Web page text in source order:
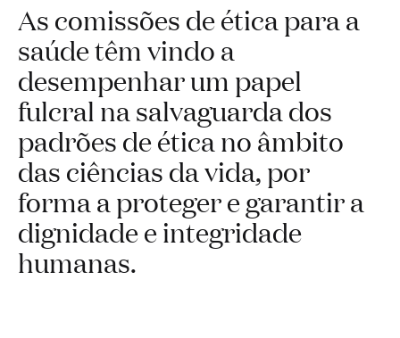
As comissões de ética para a
saúde têm vindo a
desempenhar um papel
fulcral na salvaguarda dos
padrões de ética no âmbito
das ciências da vida, por
forma a proteger e garantir a
dignidade e integridade
humanas.